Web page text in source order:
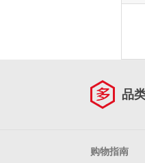
品
购物指南